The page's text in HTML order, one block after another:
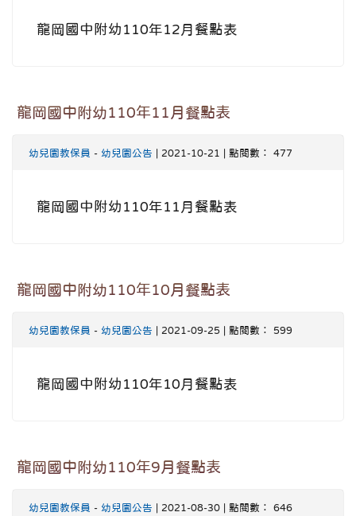
龍岡國中附幼110年12月餐點表
龍岡國中附幼110年11月餐點表
幼兒園教保員 - 幼兒園公告 | 2021-10-21 | 點閱數： 477
龍岡國中附幼110年11月餐點表
龍岡國中附幼110年10月餐點表
幼兒園教保員 - 幼兒園公告 | 2021-09-25 | 點閱數： 599
龍岡國中附幼110年10月餐點表
龍岡國中附幼110年9月餐點表
幼兒園教保員 - 幼兒園公告 | 2021-08-30 | 點閱數： 646